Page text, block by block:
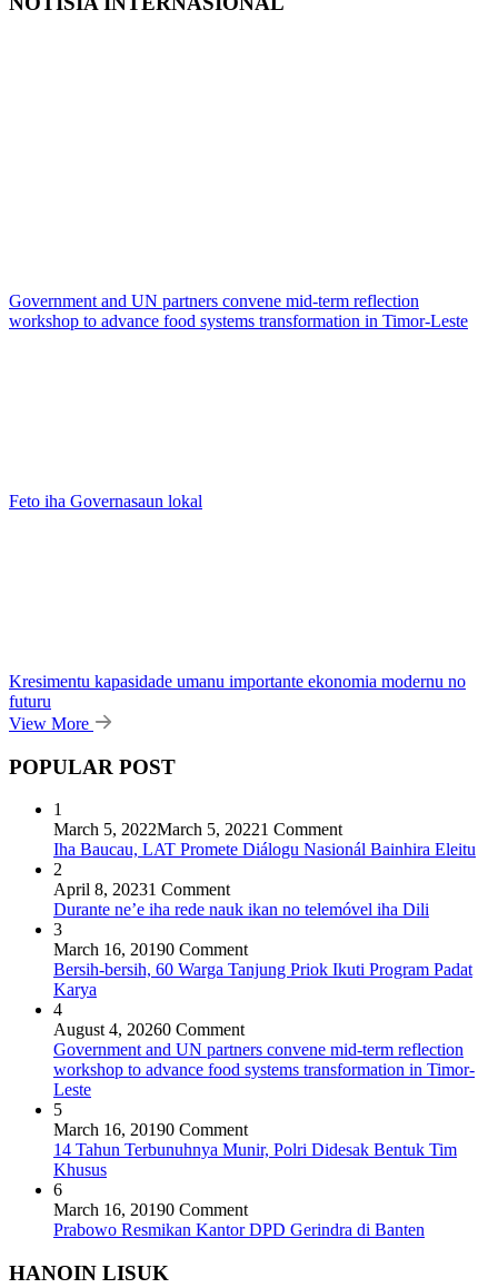
Government and UN partners convene mid-term reflection
workshop to advance food systems transformation in Timor-Leste
Feto iha Governasaun lokal
Kresimentu kapasidade umanu importante ekonomia modernu no
futuru
View More
POPULAR POST
1
March 5, 2022March 5, 20221 Comment
Iha Baucau, LAT Promete Diálogu Nasionál Bainhira Eleitu
2
April 8, 20231 Comment
Durante ne’e iha rede nauk ikan no telemóvel iha Dili
3
March 16, 20190 Comment
Bersih-bersih, 60 Warga Tanjung Priok Ikuti Program Padat
Karya
4
August 4, 20260 Comment
Government and UN partners convene mid-term reflection
workshop to advance food systems transformation in Timor-
Leste
5
March 16, 20190 Comment
14 Tahun Terbunuhnya Munir, Polri Didesak Bentuk Tim
Khusus
6
March 16, 20190 Comment
Prabowo Resmikan Kantor DPD Gerindra di Banten
HANOIN LISUK